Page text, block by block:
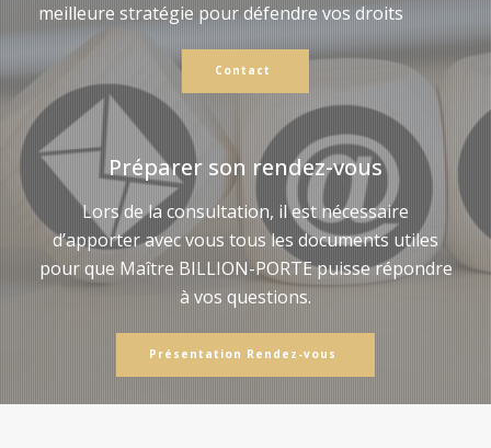
meilleure stratégie pour défendre vos droits
Contact
Préparer son rendez-vous
Lors de la consultation, il est nécessaire
d’apporter avec vous tous les documents utiles
pour que Maître BILLION-PORTE puisse répondre
à vos questions.
Présentation Rendez-vous